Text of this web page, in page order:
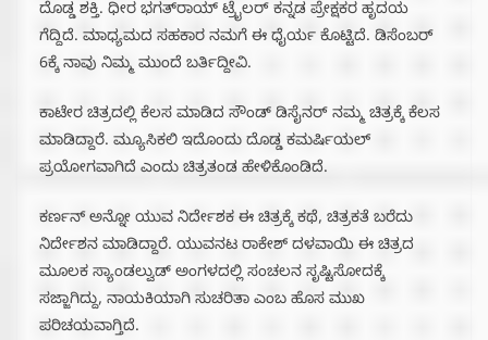
ದೊಡ್ಡ ಶಕ್ತಿ. ಧೀರ ಭಗತ್‌ರಾಯ್ ಟ್ರೈಲರ್ ಕನ್ನಡ ಪ್ರೇಕ್ಷಕರ ಹೃದಯ
ಗೆದ್ದಿದೆ. ಮಾಧ್ಯಮದ ಸಹಕಾರ ನಮಗೆ ಈ ಧೈರ್ಯ ಕೊಟ್ಟಿದೆ. ಡಿಸೆಂಬರ್
6ಕ್ಕೆ ನಾವು ನಿಮ್ಮ ಮುಂದೆ ಬರ್ತಿದ್ದೀವಿ.
ಕಾಟೇರ ಚಿತ್ರದಲ್ಲಿ ಕೆಲಸ ಮಾಡಿದ ಸೌಂಡ್ ಡಿಸೈನರ್ ನಮ್ಮ ಚಿತ್ರಕ್ಕೆ ಕೆಲಸ
ಮಾಡಿದ್ದಾರೆ. ಮ್ಯೂಸಿಕಲಿ ಇದೊಂದು ದೊಡ್ಡ ಕಮರ್ಷಿಯಲ್
ಪ್ರಯೋಗವಾಗಿದೆ ಎಂದು ಚಿತ್ರತಂಡ ಹೇಳಿಕೊಂಡಿದೆ.
ಕರ್ಣನ್ ಅನ್ನೋ ಯುವ ನಿರ್ದೇಶಕ ಈ ಚಿತ್ರಕ್ಕೆ ಕಥೆ, ಚಿತ್ರಕತೆ ಬರೆದು
ನಿರ್ದೇಶನ ಮಾಡಿದ್ದಾರೆ. ಯುವನಟ ರಾಕೇಶ್ ದಳವಾಯಿ ಈ ಚಿತ್ರದ
ಮೂಲಕ ಸ್ಯಾಂಡಲ್ವುಡ್ ಅಂಗಳದಲ್ಲಿ ಸಂಚಲನ ಸೃಷ್ಟಿಸೋದಕ್ಕೆ
ಸಜ್ಜಾಗಿದ್ದು, ನಾಯಕಿಯಾಗಿ ಸುಚರಿತಾ ಎಂಬ ಹೊಸ ಮುಖ
ಪರಿಚಯವಾಗ್ತಿದೆ.